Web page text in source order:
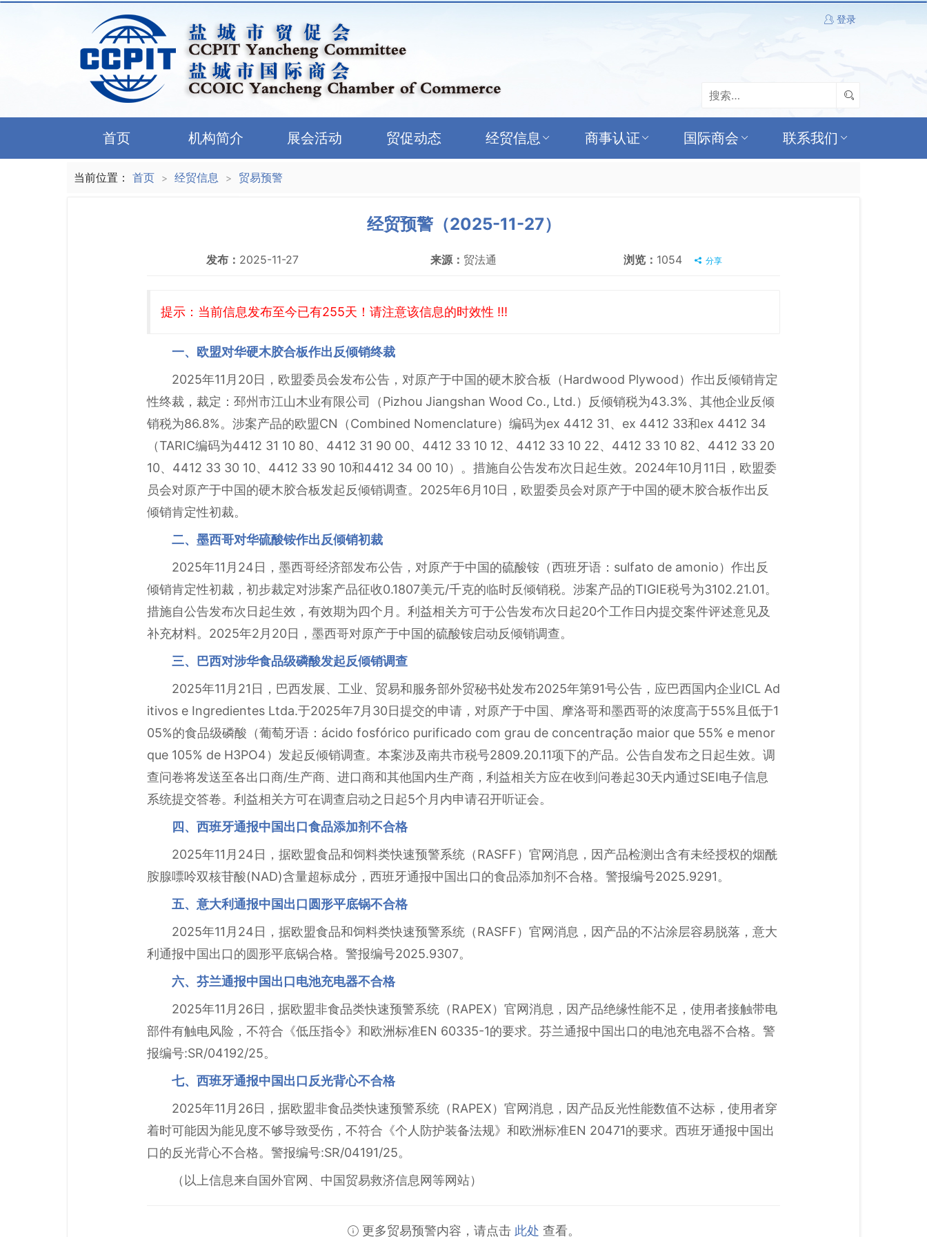
登录
首页 机构简介 展会活动 贸促动态 经贸信息 商事认证 国际商会 联系我们
当前位置： 首页 > 经贸信息 > 贸易预警
经贸预警（2025-11-27）
发布： 2025-11-27 来源： 贸法通 浏览： 1054 分享
提示：当前信息发布至今已有255天！请注意该信息的时效性 !!!
一、欧盟对华硬木胶合板作出反倾销终裁
2025年11月20日，欧盟委员会发布公告，对原产于中国的硬木胶合板（Hardwood Plywood）作出反倾销肯定
性终裁，裁定：邳州市江山木业有限公司（Pizhou Jiangshan Wood Co., Ltd.）反倾销税为43.3%、其他企业反倾
销税为86.8%。涉案产品的欧盟CN（Combined Nomenclature）编码为ex 4412 31、ex 4412 33和ex 4412 34
（TARIC编码为4412 31 10 80、4412 31 90 00、4412 33 10 12、4412 33 10 22、4412 33 10 82、4412 33 20
10、4412 33 30 10、4412 33 90 10和4412 34 00 10）。措施自公告发布次日起生效。2024年10月11日，欧盟委
员会对原产于中国的硬木胶合板发起反倾销调查。2025年6月10日，欧盟委员会对原产于中国的硬木胶合板作出反
倾销肯定性初裁。
二、墨西哥对华硫酸铵作出反倾销初裁
2025年11月24日，墨西哥经济部发布公告，对原产于中国的硫酸铵（西班牙语：sulfato de amonio）作出反
倾销肯定性初裁，初步裁定对涉案产品征收0.1807美元/千克的临时反倾销税。涉案产品的TIGIE税号为3102.21.01。
措施自公告发布次日起生效，有效期为四个月。利益相关方可于公告发布次日起20个工作日内提交案件评述意见及
补充材料。2025年2月20日，墨西哥对原产于中国的硫酸铵启动反倾销调查。
三、巴西对涉华食品级磷酸发起反倾销调查
2025年11月21日，巴西发展、工业、贸易和服务部外贸秘书处发布2025年第91号公告，应巴西国内企业ICL Ad
itivos e Ingredientes Ltda.于2025年7月30日提交的申请，对原产于中国、摩洛哥和墨西哥的浓度高于55%且低于1
05%的食品级磷酸（葡萄牙语：ácido fosfórico purificado com grau de concentração maior que 55% e menor
que 105% de H3PO4）发起反倾销调查。本案涉及南共市税号2809.20.11项下的产品。公告自发布之日起生效。调
查问卷将发送至各出口商/生产商、进口商和其他国内生产商，利益相关方应在收到问卷起30天内通过SEI电子信息
系统提交答卷。利益相关方可在调查启动之日起5个月内申请召开听证会。
四、西班牙通报中国出口食品添加剂不合格
2025年11月24日，据欧盟食品和饲料类快速预警系统（RASFF）官网消息，因产品检测出含有未经授权的烟酰
胺腺嘌呤双核苷酸(NAD)含量超标成分，西班牙通报中国出口的食品添加剂不合格。警报编号2025.9291。
五、意大利通报中国出口圆形平底锅不合格
2025年11月24日，据欧盟食品和饲料类快速预警系统（RASFF）官网消息，因产品的不沾涂层容易脱落，意大
利通报中国出口的圆形平底锅合格。警报编号2025.9307。
六、芬兰通报中国出口电池充电器不合格
2025年11月26日，据欧盟非食品类快速预警系统（RAPEX）官网消息，因产品绝缘性能不足，使用者接触带电
部件有触电风险，不符合《低压指令》和欧洲标准EN 60335-1的要求。芬兰通报中国出口的电池充电器不合格。警
报编号:SR/04192/25。
七、西班牙通报中国出口反光背心不合格
2025年11月26日，据欧盟非食品类快速预警系统（RAPEX）官网消息，因产品反光性能数值不达标，使用者穿
着时可能因为能见度不够导致受伤，不符合《个人防护装备法规》和欧洲标准EN 20471的要求。西班牙通报中国出
口的反光背心不合格。警报编号:SR/04191/25。
（以上信息来自国外官网、中国贸易救济信息网等网站）
更多贸易预警内容，请点击 此处 查看。